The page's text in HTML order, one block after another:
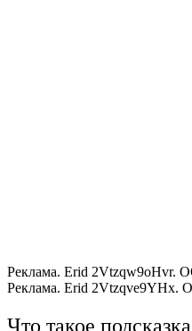
Реклама. Erid 2Vtzqw9oHvr.
Реклама. Erid 2Vtzqve9YHx.
Что такое